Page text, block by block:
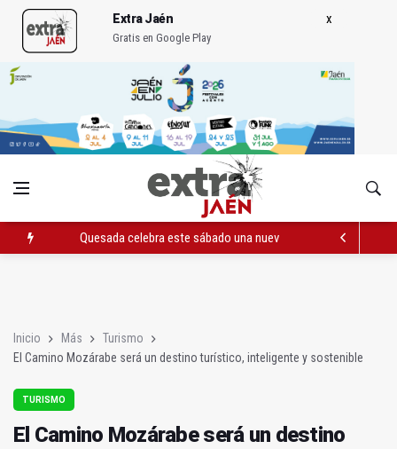
Extra Jaén
Gratis en Google Play
Quesada celebra este sábado una nueva jornada de Orgullo
Inicio Más
Turismo
El Camino Mozárabe será un destino turístico, inteligente y sostenible
TURISMO
El Camino Mozárabe será un destino